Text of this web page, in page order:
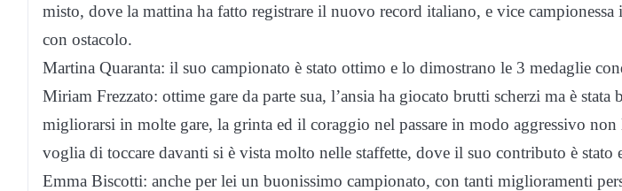
misto, dove la mattina ha fatto registrare il nuovo record italiano, e vice
con ostacolo.
Martina Quaranta: il suo campionato è stato ottimo e lo dimostrano le 3 medaglie
Miriam Frezzato: ottime gare da parte sua, l’ansia ha giocato brutti scherzi ma è stata
migliorarsi in molte gare, la grinta ed il coraggio nel passare in modo aggressivo non
voglia di toccare davanti si è vista molto nelle staffette, dove il suo contributo è stato
Emma Biscotti: anche per lei un buonissimo campionato, con tanti miglioramenti